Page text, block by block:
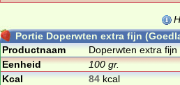
Portie Doperwten extra fijn
Productnaam
Doperwten extra
Eenheid
100 gr.
Kcal
84 kcal